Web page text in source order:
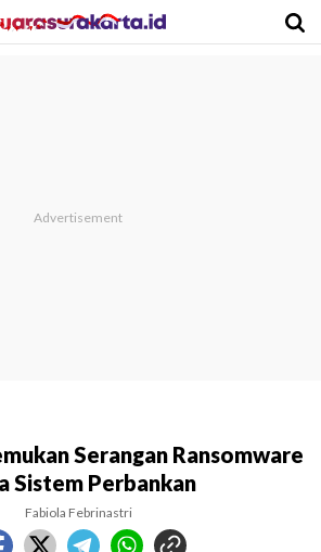
Serangan Ransomware
Sistem Perbankan
Fabiola Febrinastri